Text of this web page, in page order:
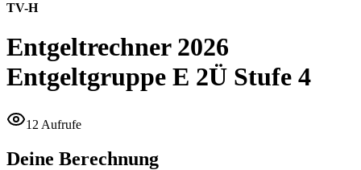
TV-H
Entgeltrechner 2026
Entgeltgruppe E 2Ü Stufe 4
12 Aufrufe
Deine Berechnung